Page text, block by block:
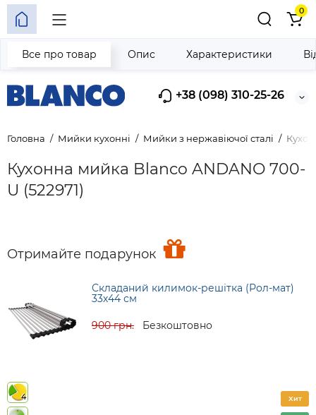
+38 (098) 310-25-26
0
Головна Мийки кухонні Мийки з нержавіючої сталі
Кухонна мийка Blanco ANDANO 700-
U (522971)
Отримайте подарунок
Складаний килимок-решітка (Рол-мат)
33х44 см
900 грн. Безкоштовно
Все про товар Опис Характеристики
4 Хит